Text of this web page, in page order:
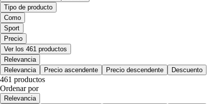
Tipo de producto
Como
Sport
Precio
Ver los 461 productos
Relevancia
Relevancia
Precio ascendente Precio descendente Descuento
461 productos
Ordenar por
Relevancia